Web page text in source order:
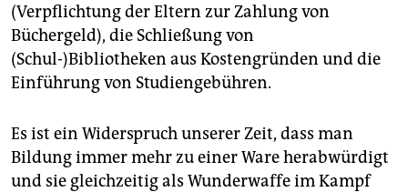
(Verpflichtung der Eltern zur Zahlung von
Büchergeld), die Schließung von
(Schul-)Bibliotheken aus Kostengründen und die
Einführung von Studiengebühren.
Es ist ein Widerspruch unserer Zeit, dass man
Bildung immer mehr zu einer Ware herabwürdigt
und sie gleichzeitig als Wunderwaffe im Kampf